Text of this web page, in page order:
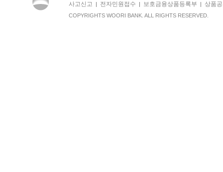
사고신고 전자민원접수 보호금융상품등록부 상품
COPYRIGHTS WOORI BANK. ALL RIGHTS RESERVED.